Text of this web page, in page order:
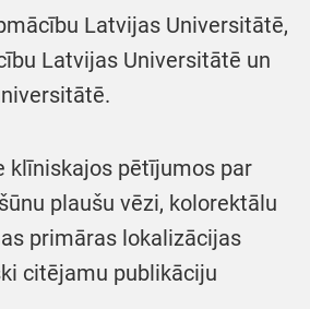
Latvijas Universitātē,
Latvijas Universitātē un
klīniskajos pētījumos par
plaušu vēzi, kolorektālu
primāras lokalizācijas
citējamu publikāciju